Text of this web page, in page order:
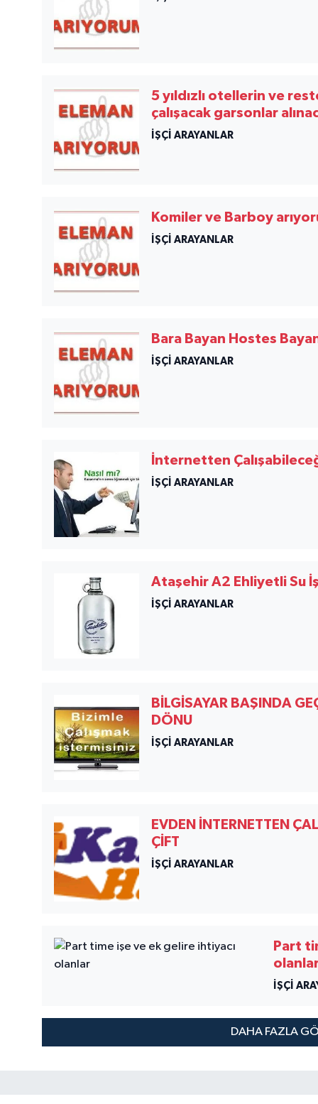
5 yıldızlı otellerin ve
çalışacak garsonlar
İŞÇİ ARAYANLAR
Komiler ve Barboy
İŞÇİ ARAYANLAR
Bara Bayan Hostes
İŞÇİ ARAYANLAR
İnternetten
İŞÇİ ARAYANLAR
Ataşehir A2 Ehliyetli Su
İŞÇİ ARAYANLAR
BİLGİSAYAR BAŞINDA
DÖNU
İŞÇİ ARAYANLAR
EVDEN İNTERNETTEN
ÇİFT
İŞÇİ ARAYANLAR
Part
İŞÇİ
DAHA FAZLA